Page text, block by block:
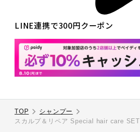
LINE連携で300円クーポン
TOP
シャンプー
スカルプ＆リペア Special hair care SET